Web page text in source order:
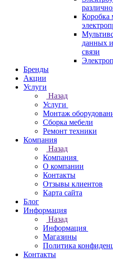
Коробка
данных
связи
Бренды
Акции
Услуги
Назад
Услуги
Монтаж
Сборка мебели
Ремонт техники
Компания
Назад
Компания
О компании
Контакты
Отзывы клиентов
Карта сайта
Блог
Информация
Назад
Информация
Магазины
Политика
Контакты